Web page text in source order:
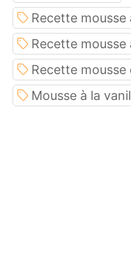
Recette
Recette mousse
Recette
Mousse à la